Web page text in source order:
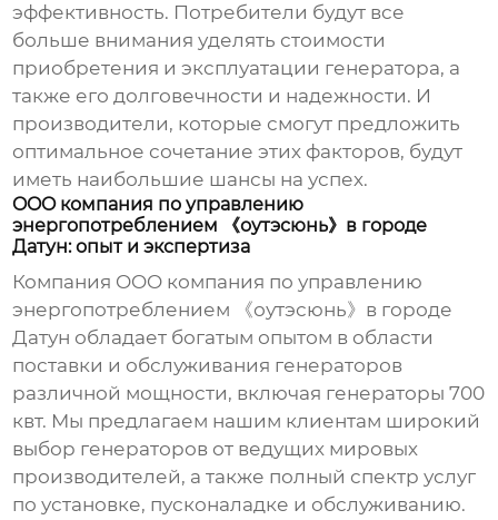
эффективность. Потребители будут все
больше внимания уделять стоимости
приобретения и эксплуатации генератора, а
также его долговечности и надежности. И
производители, которые смогут предложить
оптимальное сочетание этих факторов, будут
иметь наибольшие шансы на успех.
OOO компания по управлению
энергопотреблением 《оутэсюнь》в городе
Датун: опыт и экспертиза
Компания OOO компания по управлению
энергопотреблением 《оутэсюнь》в городе
Датун обладает богатым опытом в области
поставки и обслуживания генераторов
различной мощности, включая генераторы 700
квт. Мы предлагаем нашим клиентам широкий
выбор генераторов от ведущих мировых
производителей, а также полный спектр услуг
по установке, пусконаладке и обслуживанию.